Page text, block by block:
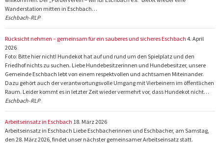
Wanderstation mitten in Eschbach…
Eschbach-RLP
Rücksicht nehmen – gemeinsam für ein sauberes und sicheres Eschbach 4. April
2026
Foto: Bitte hier nicht! Hundekot hat auf und rund um den Spielplatz und den
Friedhof nichts zu suchen. Liebe Hundebesitzerinnen und Hundebesitzer, unsere
Gemeinde Eschbach lebt von einem respektvollen und achtsamen Miteinander.
Dazu gehört auch der verantwortungsvolle Umgang mit Vierbeinern im öffentlichen
Raum. Leider kommt es in letzter Zeit wieder vermehrt vor, dass Hundekot nicht…
Eschbach-RLP
Arbeitseinsatz in Eschbach 18. März 2026
Arbeitseinsatz in Eschbach Liebe Eschbacherinnen und Eschbacher, am Samstag,
den 28. März 2026, findet unser nächster gemeinsamer Arbeitseinsatz statt.